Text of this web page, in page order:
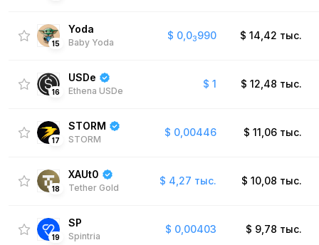
15 Baby Yoda
Yoda
$ 0,03990 $ 14,42 тыс.
16 Ethena USDe
USDe
$ 1 $ 12,48 тыс.
17 STORM
STORM
$ 0,00446 $ 11,06 тыс.
18 Tether Gold
XAUt0
$ 4,27 тыс. $ 10,08 тыс.
19 Spintria
SP
$ 0,00403 $ 9,78 тыс.